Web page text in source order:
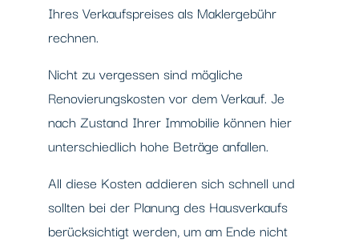
Ihres Verkaufspreises als Maklergebühr
rechnen.
Nicht zu vergessen sind mögliche
Renovierungskosten vor dem Verkauf. Je
nach Zustand Ihrer Immobilie können hier
unterschiedlich hohe Beträge anfallen.
All diese Kosten addieren sich schnell und
sollten bei der Planung des Hausverkaufs
berücksichtigt werden, um am Ende nicht